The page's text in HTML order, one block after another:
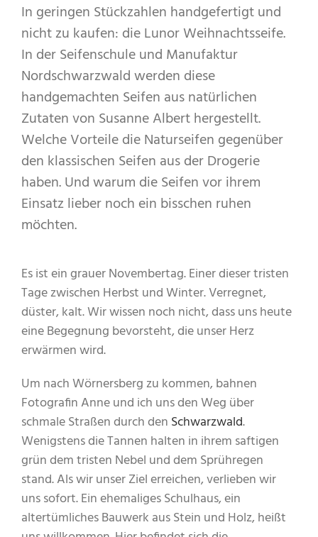
In geringen Stückzahlen handgefertigt und
nicht zu kaufen: die Lunor Weihnachtsseife.
In der Seifenschule und Manufaktur
Nordschwarzwald werden diese
handgemachten Seifen aus natürlichen
Zutaten von Susanne Albert hergestellt.
Welche Vorteile die Naturseifen gegenüber
den klassischen Seifen aus der Drogerie
haben. Und warum die Seifen vor ihrem
Einsatz lieber noch ein bisschen ruhen
möchten.
Es ist ein grauer Novembertag. Einer dieser tristen
Tage zwischen Herbst und Winter. Verregnet,
düster, kalt. Wir wissen noch nicht, dass uns heute
eine Begegnung bevorsteht, die unser Herz
erwärmen wird.
Um nach Wörnersberg zu kommen, bahnen
Fotografin Anne und ich uns den Weg über
schmale Straßen durch den Schwarzwald.
Wenigstens die Tannen halten in ihrem saftigen
grün dem tristen Nebel und dem Sprühregen
stand. Als wir unser Ziel erreichen, verlieben wir
uns sofort. Ein ehemaliges Schulhaus, ein
altertümliches Bauwerk aus Stein und Holz, heißt